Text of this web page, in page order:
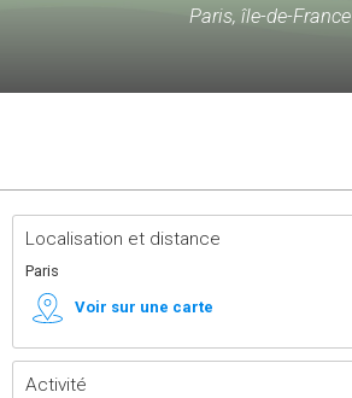
Paris, île-de-France
Localisation et distance
Paris
Voir sur une carte
Activité